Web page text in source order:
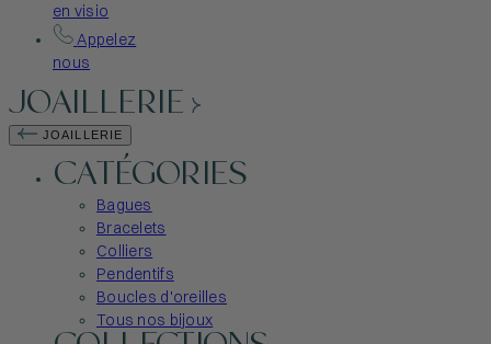
en visio
Appelez
nous
JOAILLERIE
JOAILLERIE
CATÉGORIES
Bagues
Bracelets
Colliers
Pendentifs
Boucles d'oreilles
Tous nos bijoux